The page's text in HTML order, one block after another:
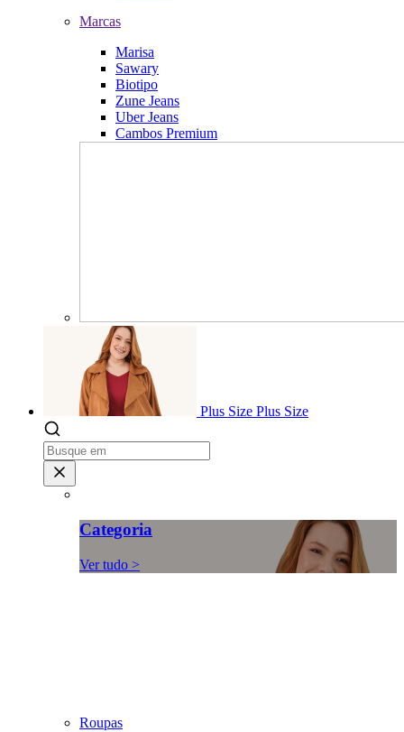
Marcas
Marisa
Sawary
Biotipo
Zune Jeans
Uber Jeans
Cambos Premium
Plus Size Plus Size
Categoria
Ver tudo >
Roupas